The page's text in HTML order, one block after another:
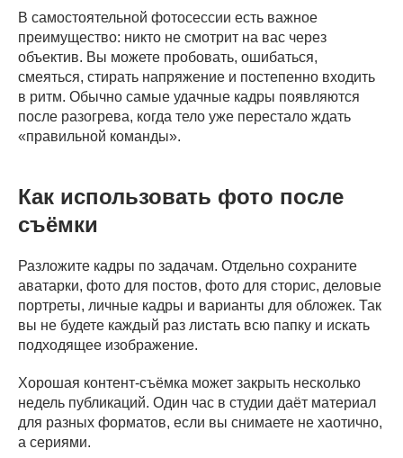
В самостоятельной фотосессии есть важное
преимущество: никто не смотрит на вас через
объектив. Вы можете пробовать, ошибаться,
смеяться, стирать напряжение и постепенно входить
в ритм. Обычно самые удачные кадры появляются
после разогрева, когда тело уже перестало ждать
«правильной команды».
Как использовать фото после
съёмки
Разложите кадры по задачам. Отдельно сохраните
аватарки, фото для постов, фото для сторис, деловые
портреты, личные кадры и варианты для обложек. Так
вы не будете каждый раз листать всю папку и искать
подходящее изображение.
Хорошая контент-съёмка может закрыть несколько
недель публикаций. Один час в студии даёт материал
для разных форматов, если вы снимаете не хаотично,
а сериями.